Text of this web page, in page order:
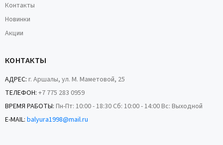
Контакты
Новинки
Акции
КОНТАКТЫ
АДРЕС: г. Аршалы, ул. М. Маметовой, 25
ТЕЛЕФОН: +7 775 283 0959
ВРЕМЯ РАБОТЫ: Пн-Пт: 10:00 - 18:30 Сб: 10:00 - 14:00 Вс: Выходной
E-MAIL: balyura1998@mail.ru